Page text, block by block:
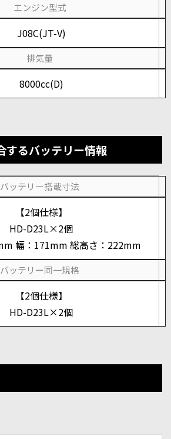
エンジン型式
J08C(JT-V)
排気量
8000cc(D)
するバッテリー情報
バッテリー搭載寸法
【2個仕様】
HD-D23L×2個
幅：171mm 総高さ：222mm
バッテリー同一規格
【2個仕様】
HD-D23L×2個